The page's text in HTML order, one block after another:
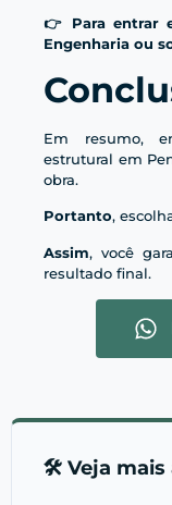
👉 Para entrar
Engenharia ou
Em resumo,
estrutural em
obra.
Portanto,
Assim, você
resultado final.
🛠️ Veja mais